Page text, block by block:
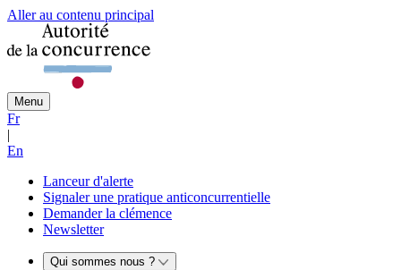
Aller au contenu principal
Menu
Fr
|
En
Lanceur d'alerte
Signaler une pratique anticoncurrentielle
Demander la clémence
Newsletter
Qui sommes nous ?